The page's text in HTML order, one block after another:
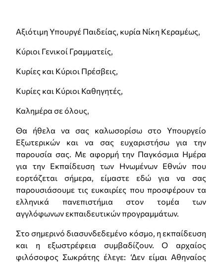
Αξιότιμη Υπουργέ Παιδείας, κυρία Νίκη Κεραμέως,
Κύριοι Γενικοί Γραμματείς,
Κυρίες και Κύριοι Πρέσβεις,
Κυρίες και Κύριοι Καθηγητές,
Καλημέρα σε όλους,
Θα ήθελα να σας καλωσορίσω στο Υπουργείο
Εξωτερικών και να σας ευχαριστήσω για την
παρουσία σας. Με αφορμή την Παγκόσμια Ημέρα
για την Εκπαίδευση των Ηνωμένων Εθνών που
εορτάζεται σήμερα, είμαστε εδώ για να σας
παρουσιάσουμε τις ευκαιρίες που προσφέρουν τα
ελληνικά πανεπιστήμια στον τομέα των
αγγλόφωνων εκπαιδευτικών προγραμμάτων.
Στο σημερινό διασυνδεδεμένο κόσμο, η εκπαίδευση
και η εξωστρέφεια συμβαδίζουν. Ο αρχαίος
φιλόσοφος Σωκράτης έλεγε: ‘Δεν είμαι Αθηναίος